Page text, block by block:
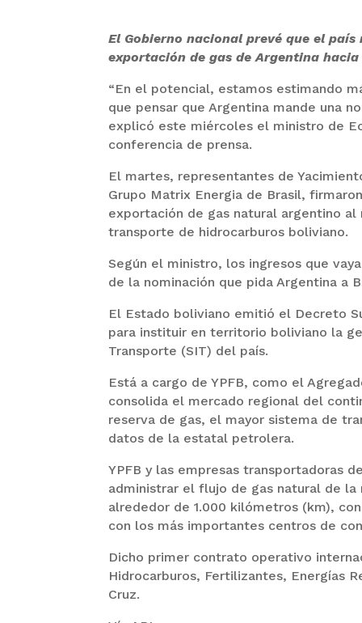
El Gobierno nacional prevé que el
exportación de gas de Argentina
“En el potencial, estamos estimando
que pensar que Argentina mande una
explicó este miércoles el ministro de
conferencia de prensa.
El martes, representantes de
Grupo Matrix Energia de Brasil,
exportación de gas natural argentino
transporte de hidrocarburos boliviano.
Según el ministro, los ingresos que
de la nominación que pida Argentina a
El Estado boliviano emitió el Decreto
para instituir en territorio boliviano la
Transporte (SIT) del país.
Está a cargo de YPFB, como el
consolida el mercado regional del
reserva de gas, el mayor sistema de
datos de la estatal petrolera.
YPFB y las empresas transportadoras
administrar el flujo de gas natural de
alrededor de 1.000 kilómetros (km),
con los más importantes centros de
Dicho primer contrato operativo
Hidrocarburos, Fertilizantes, Energías
Cruz.